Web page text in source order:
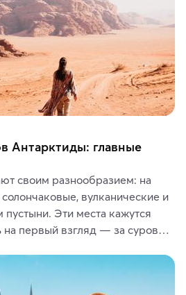
Антарктиды: главные
своим разнообразием: на
вулканические и
Эти места кажутся
первый взгляд — за суровой
дарят одни из самых